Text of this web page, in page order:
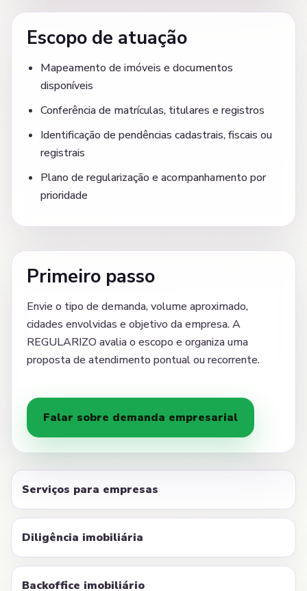
Escopo de atuação
Mapeamento de imóveis e documentos
disponíveis
Conferência de matrículas, titulares e registros
Identificação de pendências cadastrais, fiscais ou
registrais
Plano de regularização e acompanhamento por
prioridade
Primeiro passo
Envie o tipo de demanda, volume aproximado,
cidades envolvidas e objetivo da empresa. A
REGULARIZO avalia o escopo e organiza uma
proposta de atendimento pontual ou recorrente.
Falar sobre demanda empresarial
Serviços para empresas
Diligência imobiliária
Backoffice imobiliário